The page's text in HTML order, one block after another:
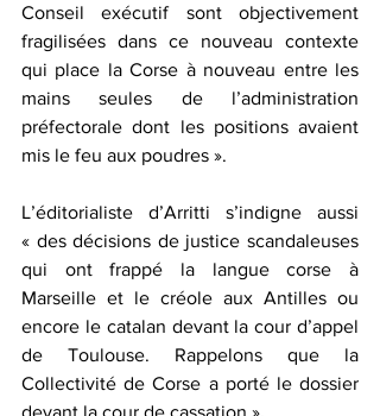
Conseil exécutif sont objectivement
fragilisées dans ce nouveau contexte
qui place la Corse à nouveau entre les
mains seules de l’administration
préfectorale dont les positions avaient
mis le feu aux poudres ».
L’éditorialiste d’Arritti s’indigne aussi
« des décisions de justice scandaleuses
qui ont frappé la langue corse à
Marseille et le créole aux Antilles ou
encore le catalan devant la cour d’appel
de Toulouse. Rappelons que la
Collectivité de Corse a porté le dossier
devant la cour de cassation ».